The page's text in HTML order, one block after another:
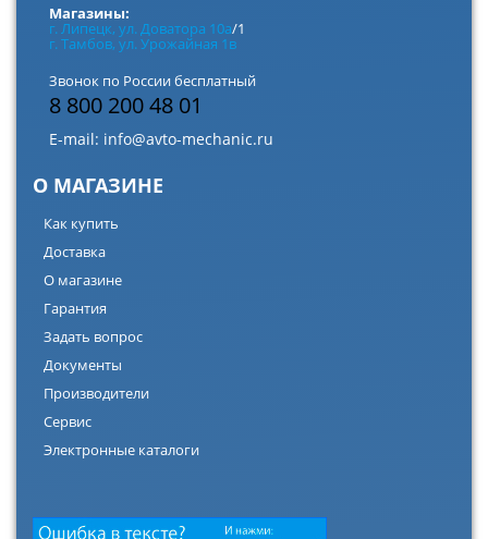
Магазины:
г. Липецк, ул. Доватора 10а/1
г. Тамбов, ул. Урожайная 1в
Звонок по России бесплатный
8 800 200 48 01
E-mail: info@avto-mechanic.ru
О МАГАЗИНЕ
Как купить
Доставка
О магазине
Гарантия
Задать вопрос
Документы
Производители
Сервис
Электронные каталоги